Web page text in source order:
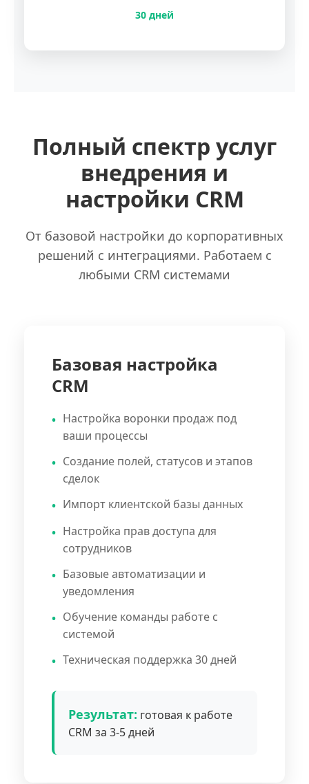
30 дней
Полный спектр услуг
внедрения и
настройки CRM
От базовой настройки до корпоративных
решений с интеграциями. Работаем с
любыми CRM системами
Базовая настройка
CRM
Настройка воронки продаж под
ваши процессы
Создание полей, статусов и этапов
сделок
Импорт клиентской базы данных
Настройка прав доступа для
сотрудников
Базовые автоматизации и
уведомления
Обучение команды работе с
системой
Техническая поддержка 30 дней
Результат: готовая к работе
CRM за 3-5 дней